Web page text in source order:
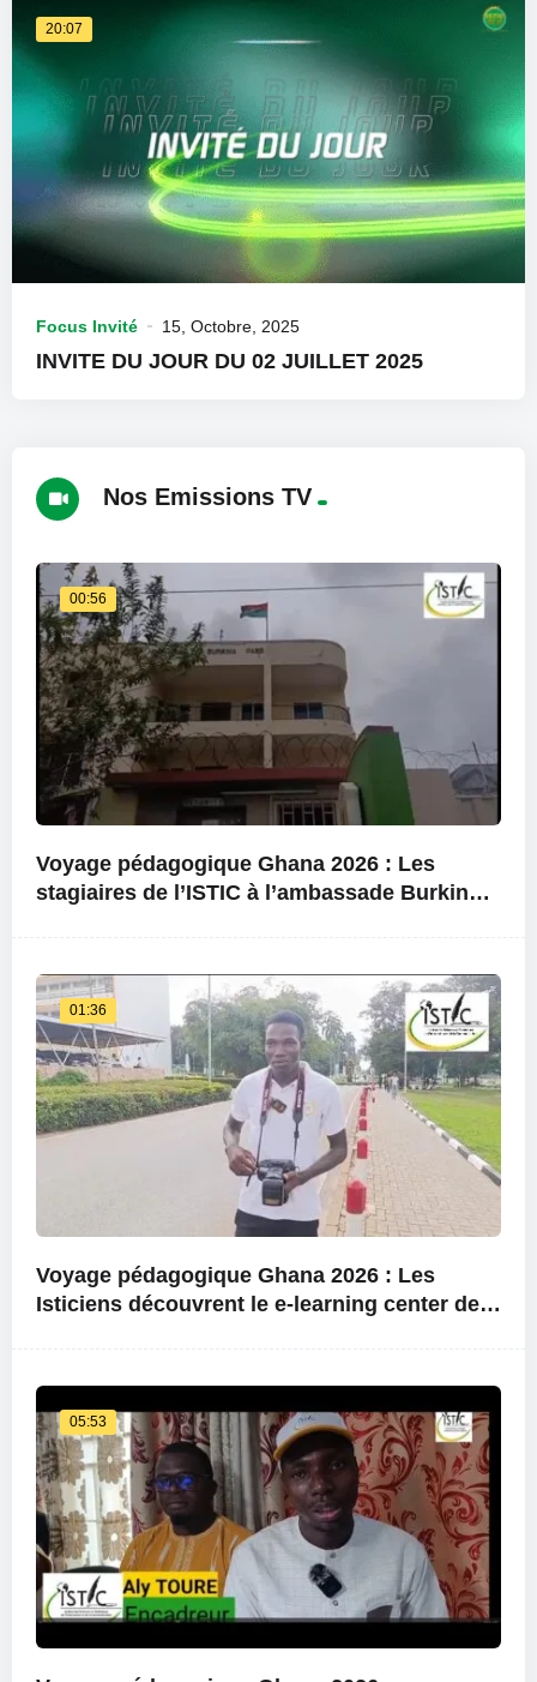
20:07
Focus Invité 15, Octobre, 2025
INVITE DU JOUR DU 02 JUILLET 2025
Nos Emissions TV
00:56
Voyage pédagogique Ghana 2026 : Les
stagiaires de l’ISTIC à l’ambassade Burkina
01:36
Voyage pédagogique Ghana 2026 : Les
Isticiens découvrent le e-learning center de
05:53